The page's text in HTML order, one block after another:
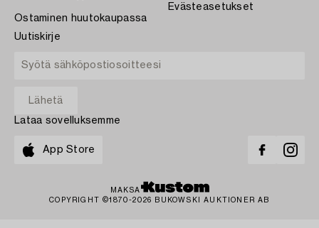
Ostaminen huutokaupassa
Evästeasetukset
Uutiskirje
Lataa sovelluksemme
App Store
MAKSA
COPYRIGHT ©1870-2026 BUKOWSKI AUKTIONER AB